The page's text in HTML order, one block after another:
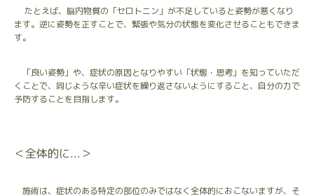
たとえば、脳内物質の「セロトニン」が不足していると姿勢が悪くなり
ます。逆に姿勢を正すことで、緊張や気分の状態を変化させることもできま
す。
「良い姿勢」や、症状の原因となりやすい「状態・思考」を知っていただ
くことで、同じような辛い症状を繰り返さないようにすること、自分の力で
予防することを目指します。
＜全体的に...＞
施術は、症状のある特定の部位のみではなく全体的におこないますが、そ